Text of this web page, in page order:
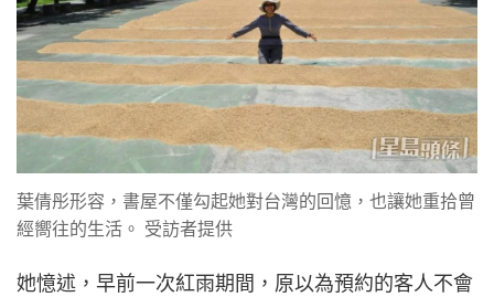
葉倩彤形容，書屋不僅勾起她對台灣的回憶，也讓她重拾曾
經嚮往的生活。 受訪者提供
她憶述，早前一次紅雨期間，原以為預約的客人不會